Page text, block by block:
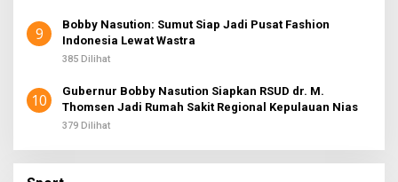
9
Bobby Nasution: Sumut Siap Jadi Pusat Fashion
Indonesia Lewat Wastra
385 Dilihat
10
Gubernur Bobby Nasution Siapkan RSUD dr. M.
Thomsen Jadi Rumah Sakit Regional Kepulauan Nias
379 Dilihat